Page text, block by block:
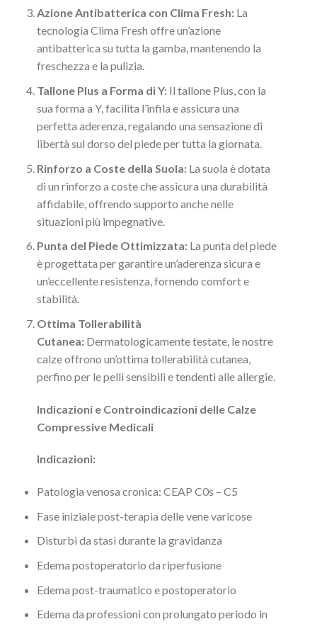
Azione Antibatterica con Clima Fresh:La
tecnologia Clima Fresh offre un’azione
antibatterica su tutta la gamba, mantenendo la
freschezza e la pulizia.
Tallone Plus a Forma di Y:Il tallone Plus, con la
sua forma a Y, facilita l’infila e assicura una
perfetta aderenza, regalando una sensazione di
libertà sul dorso del piede per tutta la giornata.
Rinforzo a Coste della Suola:La suola è dotata
di un rinforzo a coste che assicura una durabilità
affidabile, offrendo supporto anche nelle
situazioni più impegnative.
Punta del Piede Ottimizzata:La punta del piede
è progettata per garantire un’aderenza sicura e
un’eccellente resistenza, fornendo comfort e
stabilità.
Ottima Tollerabilità
Cutanea:Dermatologicamente testate, le nostre
calze offrono un’ottima tollerabilità cutanea,
perfino per le pelli sensibili e tendenti alle allergie.
Indicazioni e Controindicazioni delle Calze
Compressive Medicali
Indicazioni:
Patologia venosa cronica: CEAP C0s – C5
Fase iniziale post-terapia delle vene varicose
Disturbi da stasi durante la gravidanza
Edema postoperatorio da riperfusione
Edema post-traumatico e postoperatorio
Edema da professioni con prolungato periodo in